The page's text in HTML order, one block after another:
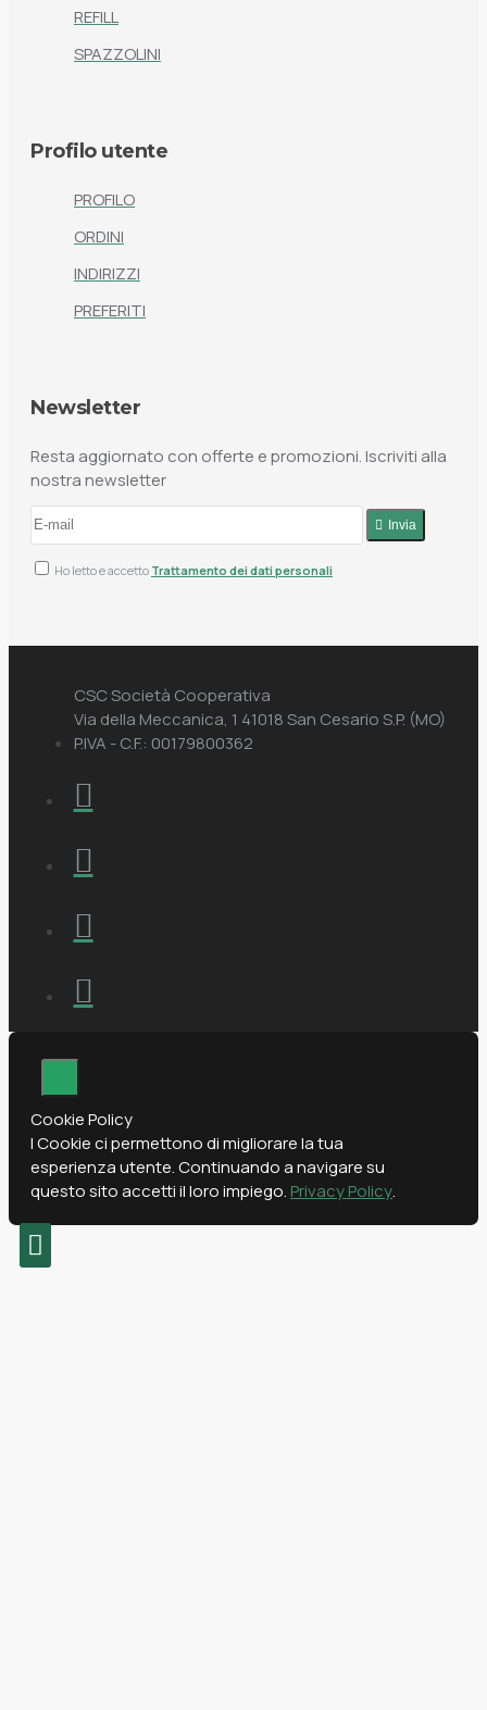
REFILL
SPAZZOLINI
Profilo utente
PROFILO
ORDINI
INDIRIZZI
PREFERITI
Newsletter
Resta aggiornato con offerte e promozioni. Iscriviti alla
nostra newsletter
Invia
Ho letto e accetto Trattamento dei dati personali
CSC Società Cooperativa
Via della Meccanica, 1 41018 San Cesario S.P. (MO)
P.IVA - C.F.: 00179800362
Cookie Policy
I Cookie ci permettono di migliorare la tua
esperienza utente. Continuando a navigare su
questo sito accetti il loro impiego. Privacy Policy.